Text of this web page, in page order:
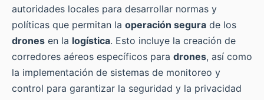
autoridades locales para desarrollar normas y
políticas que permitan la operación segura de los
drones en la logística. Esto incluye la creación de
corredores aéreos específicos para drones, así como
la implementación de sistemas de monitoreo y
control para garantizar la seguridad y la privacidad